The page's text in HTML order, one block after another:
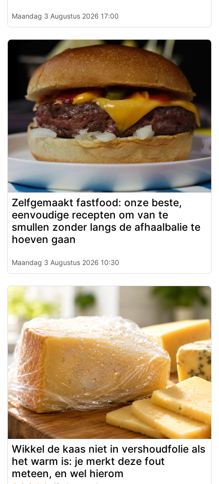
Maandag 3 Augustus 2026 17:00
Zelfgemaakt fastfood: onze beste,
eenvoudige recepten om van te
smullen zonder langs de afhaalbalie te
hoeven gaan
Maandag 3 Augustus 2026 10:30
Wikkel de kaas niet in vershoudfolie als
het warm is: je merkt deze fout
meteen, en wel hierom